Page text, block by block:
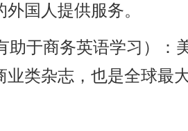
国人提供服务。
助于商务英语学习）：
业类杂志，也是全球最